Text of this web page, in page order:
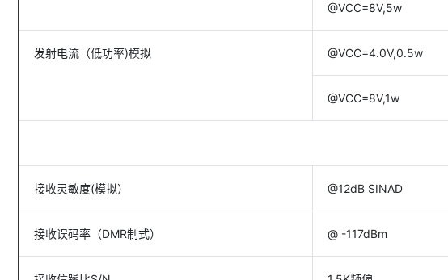
@VCC=8V,5w
发射电流（低功率)模拟 @VCC=4.0V,0.5w
@VCC=8V,1w
接收灵敏度(模拟） @12dB SINAD
接收误码率（DMR制式） @ -117dBm